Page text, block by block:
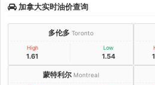
加拿大实时油价查询
多伦多 Toronto
High
1.61
Low
1.54
蒙特利尔 Montreal